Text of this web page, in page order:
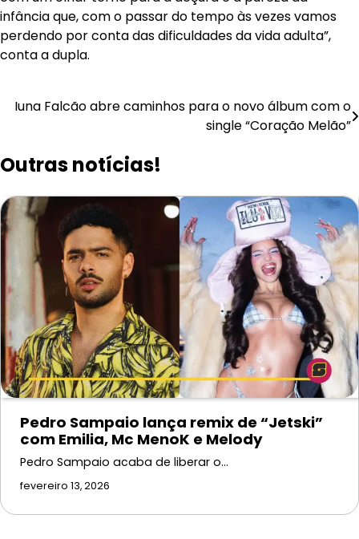
infância que, com o passar do tempo às vezes vamos
perdendo por conta das dificuldades da vida adulta”,
conta a dupla.
Navegação
Post
Iuna Falcão abre caminhos para o novo álbum com o
single “Coração Melão”
Outras notícias!
Pedro Sampaio lança remix de “Jetski”
com Emilia, Mc MenoK e Melody
Pedro Sampaio acaba de liberar o…
fevereiro 13, 2026